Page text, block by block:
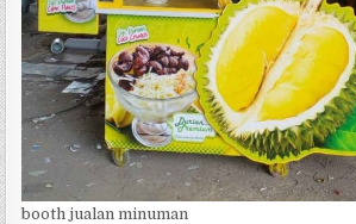
booth jualan minuman